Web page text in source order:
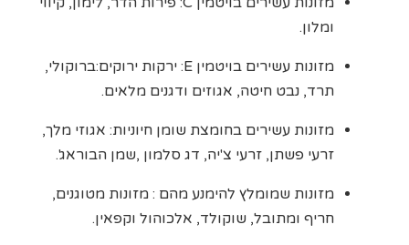
ומלון.
מזונות עשירים בויטמין E: ירקות ירוקים:ברוקולי,
תרד, נבט חיטה, אגוזים ודגנים מלאים.
מזונות עשירים בחומצת שומן חיוניות: אגוזי מלך,
זרעי פשתן, זרעי צ'יה, דג סלמון ,שמן הבוראג'.
מזונות שמומלץ להימנע מהם : מזונות מטוגנים,
חריף ומתובל, שוקולד, אלכוהול וקפאין.